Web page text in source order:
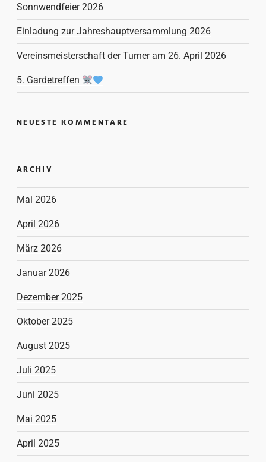
Sonnwendfeier 2026
Einladung zur Jahreshauptversammlung 2026
Vereinsmeisterschaft der Turner am 26. April 2026
5. Gardetreffen
NEUESTE KOMMENTARE
ARCHIV
Mai 2026
April 2026
März 2026
Januar 2026
Dezember 2025
Oktober 2025
August 2025
Juli 2025
Juni 2025
Mai 2025
April 2025